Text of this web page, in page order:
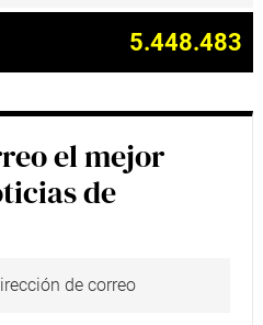
5.448.483
el mejor
de